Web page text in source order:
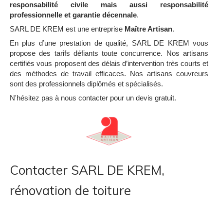
responsabilité civile mais aussi responsabilité
professionnelle et garantie décennale.
SARL DE KREM est une entreprise Maître Artisan.
En plus d’une prestation de qualité, SARL DE KREM vous
propose des tarifs défiants toute concurrence. Nos artisans
certifiés vous proposent des délais d’intervention très courts et
des méthodes de travail efficaces. Nos artisans couvreurs
sont des professionnels diplômés et spécialisés.
N'hésitez pas à nous contacter pour un devis gratuit.
Contacter SARL DE KREM,
rénovation de toiture